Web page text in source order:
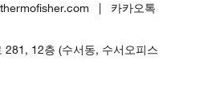
| 카카오톡
281, 12층 (수서동, 수서오피스